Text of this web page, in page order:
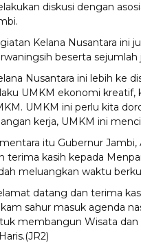
diskusi dengan
Kelana Nusantara ini
beserta sejumlah
Nusantara ini lebih ke
UMKM ekonomi kreatif,
UMKM ini perlu kita
kerja, UMKM ini
itu Gubernur
terima kasih kepada
meluangkan waktu
datang dan terima
sahur masuk agenda
membangun Wisata dan
(JR2)